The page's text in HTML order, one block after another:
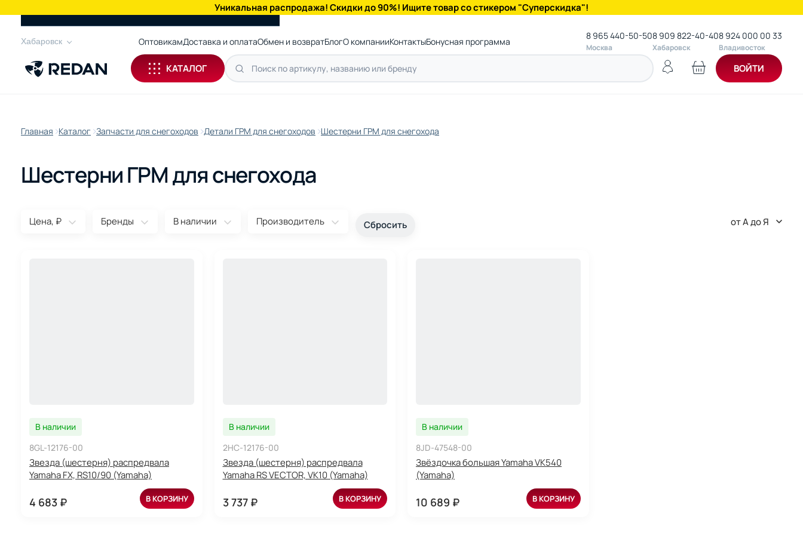
Уникальная распродажа! Скидки до 90%! Ищите товар со стикером "Суперскидка"!
Хабаровск ОптовикамДоставка и оплатаОбмен и возвратБлогО компанииКонтактыБонусная программа 8 965 440-50-50
Москва
8 909 822-40-40
Хабаровск
8 924 000 00 33
Владивосток
КАТАЛОГ ВОЙТИ
Главная Каталог Запчасти для снегоходов Детали ГРМ для снегоходов Шестерни ГРМ для снегохода
Шестерни ГРМ для снегохода
Цена, ₽ Бренды В наличии Производитель от А до Я
В наличии
8GL-12176-00
Звезда (шестерня) распредвала
Yamaha FX, RS10/90 (Yamaha)
4 683 ₽ В КОРЗИНУ
В наличии
2HC-12176-00
Звезда (шестерня) распредвала
Yamaha RS VECTOR, VK10 (Yamaha)
3 737 ₽ В КОРЗИНУ
В наличии
8JD-47548-00
Звёздочка большая Yamaha VK540
(Yamaha)
10 689 ₽ В КОРЗИНУ